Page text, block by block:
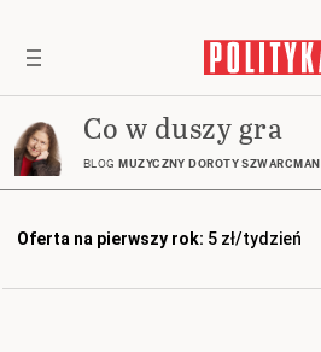
Co w duszy gra
BLOG MUZYCZNY DOROTY SZWARCMAN
Oferta na pierwszy rok: 5 zł/tydzień